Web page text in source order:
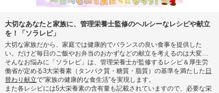
大切なあなたと家族に、管理栄養士監修のヘルシーなレシピや献立
を！「ソラレピ」
大切な家族だから、家庭では健康的でバランスの良い食事を提供した
い。だけど毎日のご飯やお弁当のおかずなどの献立を考えるのは大変…
そんなお悩みに「ソラレピ」は、管理栄養士が監修するレシピ＆厚生労
働省が定める3大栄養素（タンパク質・糖質・脂質）の基準を満たした 日
替わり献立で“家族の健康的な食生活”を実現します。
また各レシピには5大栄養素の含有量も記載されていますので、必要な栄